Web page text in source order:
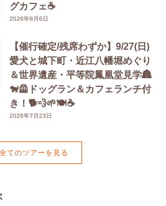
グカフェ☕️
2026年8月6日
【催行確定/残席わずか】9/27(日)
愛犬と城下町・近江八幡堀めぐり
＆世界遺産・平等院鳳凰堂見学🏯
🐕‍🦺ドッグラン＆カフェランチ付
き！🐕💨🌱🍽️☕️
2026年7月23日
全てのツアーを見る